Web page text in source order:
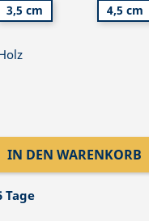
3,5 cm 4,5 cm
IN DEN WARENKORB
Tage